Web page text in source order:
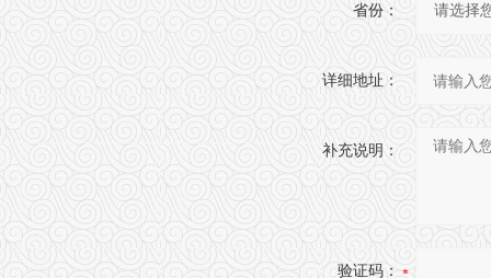
省份：
详细地址：
补充说明：
验证码：